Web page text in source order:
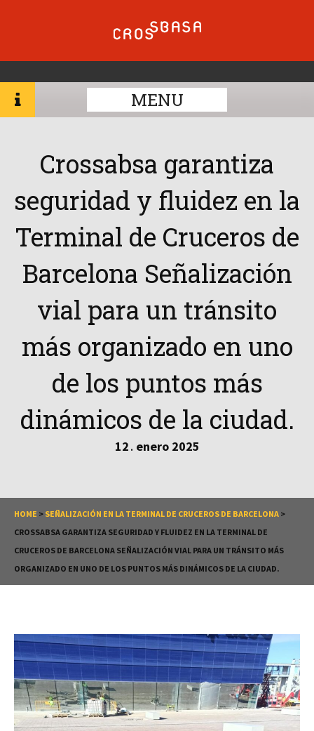
MENU
Crossabsa garantiza
seguridad y fluidez en la
Terminal de Cruceros de
Barcelona Señalización
vial para un tránsito
más organizado en uno
de los puntos más
dinámicos de la ciudad.
12 . enero 2025
HOME > SEÑALIZACIÓN EN LA TERMINAL DE CRUCEROS DE BARCELONA >
CROSSABSA GARANTIZA SEGURIDAD Y FLUIDEZ EN LA TERMINAL DE
CRUCEROS DE BARCELONA SEÑALIZACIÓN VIAL PARA UN TRÁNSITO MÁS
ORGANIZADO EN UNO DE LOS PUNTOS MÁS DINÁMICOS DE LA CIUDAD.